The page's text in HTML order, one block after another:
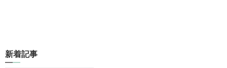
新着記事